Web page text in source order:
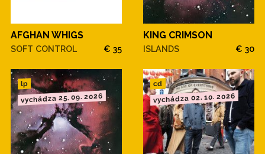
AFGHAN WHIGS
SOFT CONTROL € 35
KING CRIMSON
ISLANDS € 30
lp
vychádza 25. 09. 2026
cd
vychádza 02. 10. 2026